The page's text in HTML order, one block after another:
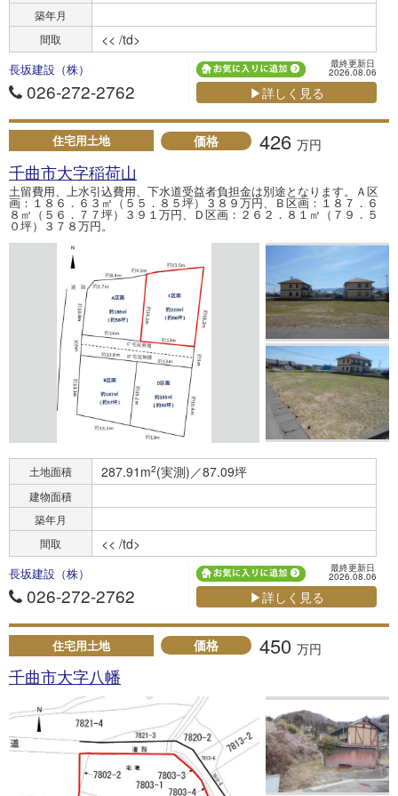
築年月
間取
<< /td>
長坂建設（株）
026-272-2762
最終更新日
2026.08.06
▶詳しく見る
住宅用土地 価格 426 万円
千曲市大字稲荷山
土留費用、上水引込費用、下水道受益者負担金は別途となります。Ａ区
画：１８６．６３㎡（５５．８５坪）３８９万円、Ｂ区画：１８７．６
８㎡（５６．７７坪）３９１万円、Ｄ区画：２６２．８１㎡（７９．５
０坪）３７８万円。
土地面積 287.91m2(実測)／87.09坪
建物面積
築年月
間取
<< /td>
長坂建設（株）
026-272-2762
最終更新日
2026.08.06
▶詳しく見る
住宅用土地 価格 450 万円
千曲市大字八幡